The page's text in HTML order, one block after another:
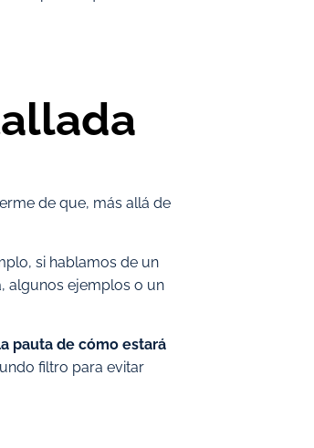
de que, más allá de
si hablamos de un
algunos ejemplos o un
pauta de cómo estará
filtro para evitar